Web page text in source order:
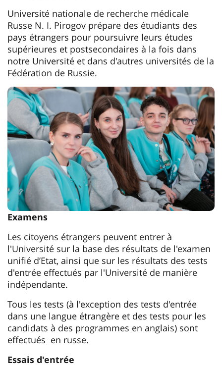
Université nationale de recherche médicale
Russe N. I. Pirogov prépare des étudiants des
pays étrangers pour poursuivre leurs études
supérieures et postsecondaires à la fois dans
notre Université et dans d'autres universités de la
Fédération de Russie.
Examens
Les citoyens étrangers peuvent entrer à
l'Université sur la base des résultats de l'examen
unifié d’Etat, ainsi que sur les résultats des tests
d'entrée effectués par l'Université de manière
indépendante.
Tous les tests (à l'exception des tests d'entrée
dans une langue étrangère et des tests pour les
candidats à des programmes en anglais) sont
effectués en russe.
Essais d'entrée